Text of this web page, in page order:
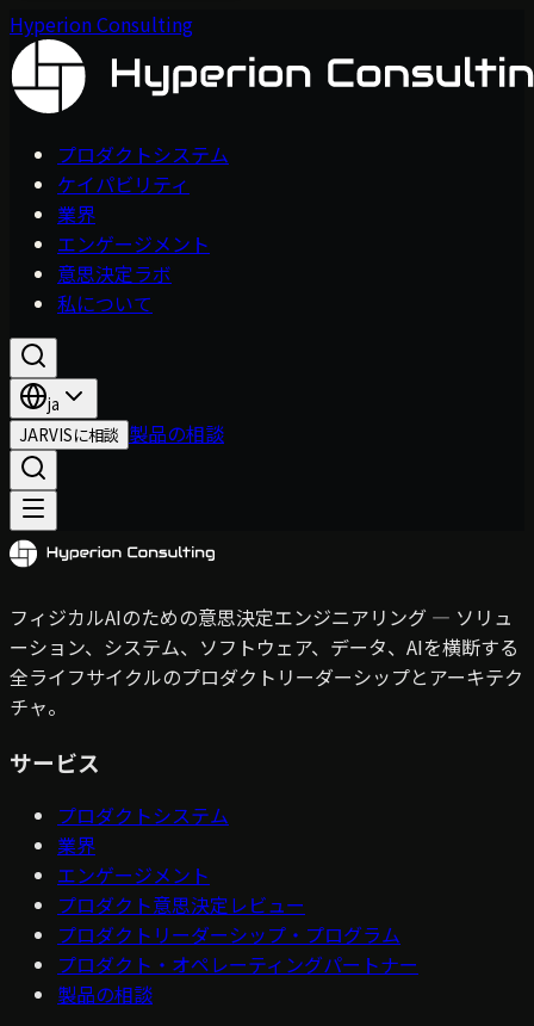
Hyperion Consulting
プロダクトシステム
ケイパビリティ
業界
エンゲージメント
意思決定ラボ
私について
ja
JARVISに相談 製品の相談
フィジカルAIのための意思決定エンジニアリング — ソリュ
ーション、システム、ソフトウェア、データ、AIを横断する
全ライフサイクルのプロダクトリーダーシップとアーキテク
チャ。
サービス
プロダクトシステム
業界
エンゲージメント
プロダクト意思決定レビュー
プロダクトリーダーシップ・プログラム
プロダクト・オペレーティングパートナー
製品の相談